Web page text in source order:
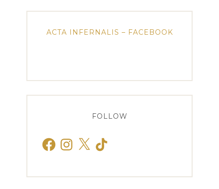
ACTA INFERNALIS – FACEBOOK
FOLLOW
FacebookInstagram
X TikTok